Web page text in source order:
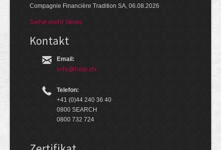
Compagnie Financière Tradition SA, 06.08.2026
Siehe mehr News
Kontakt
Email:
info@help.ch
Telefon:
+41 (0)44 240 36 40
0800 SEARCH
0800 732 724